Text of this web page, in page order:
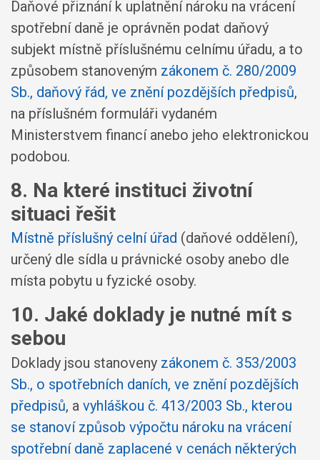
Daňové přiznání k uplatnění nároku na vrácení
spotřební daně je oprávněn podat daňový
subjekt místně příslušnému celnímu úřadu, a to
způsobem stanoveným zákonem č. 280/2009
Sb., daňový řád, ve znění pozdějších předpisů,
na příslušném formuláři vydaném
Ministerstvem financí anebo jeho elektronickou
podobou.
8. Na které instituci životní
situaci řešit
Místně příslušný celní úřad (daňové oddělení),
určený dle sídla u právnické osoby anebo dle
místa pobytu u fyzické osoby.
10. Jaké doklady je nutné mít s
sebou
Doklady jsou stanoveny zákonem č. 353/2003
Sb., o spotřebních daních, ve znění pozdějších
předpisů, a vyhláškou č. 413/2003 Sb., kterou
se stanoví způsob výpočtu nároku na vrácení
spotřební daně zaplacené v cenách některých